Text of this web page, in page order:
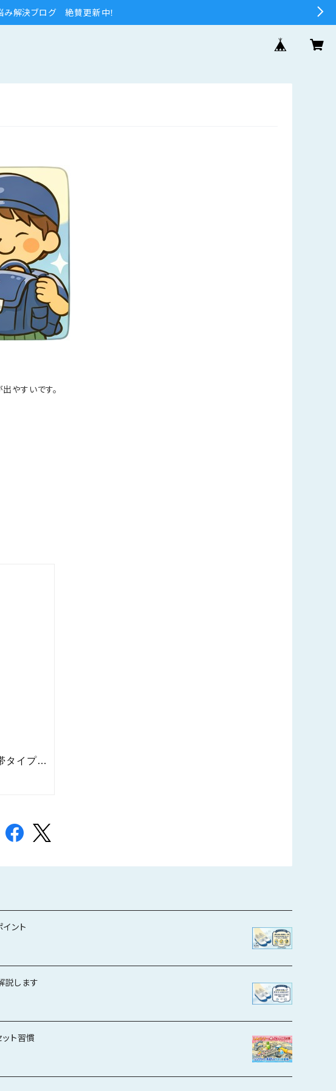
み解決ブログ 絶賛更新中！
やすいです。
ント
説します
ト習慣